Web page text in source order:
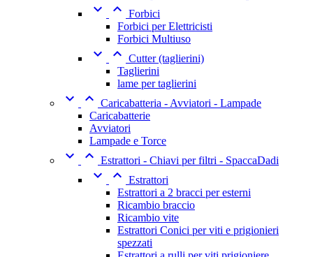
  Forbici
Forbici per Elettricisti
Forbici Multiuso
  Cutter (taglierini)
Taglierini
lame per taglierini
  Caricabatteria - Avviatori - Lampade
Caricabatterie
Avviatori
Lampade e Torce
  Estrattori - Chiavi per filtri - SpaccaDadi
  Estrattori
Estrattori a 2 bracci per esterni
Ricambio braccio
Ricambio vite
Estrattori Conici per viti e prigionieri
spezzati